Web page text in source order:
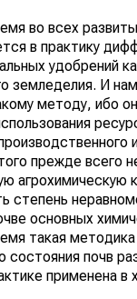
во всех
в практику
удобрений
земледелия. И
методу, ибо
прежде всего
агрохимичес­кую
степень
основных
такая
состояния почв
применена в